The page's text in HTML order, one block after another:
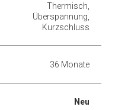
Thermisch,
Überspannung,
Kurzschluss
36 Monate
Neu